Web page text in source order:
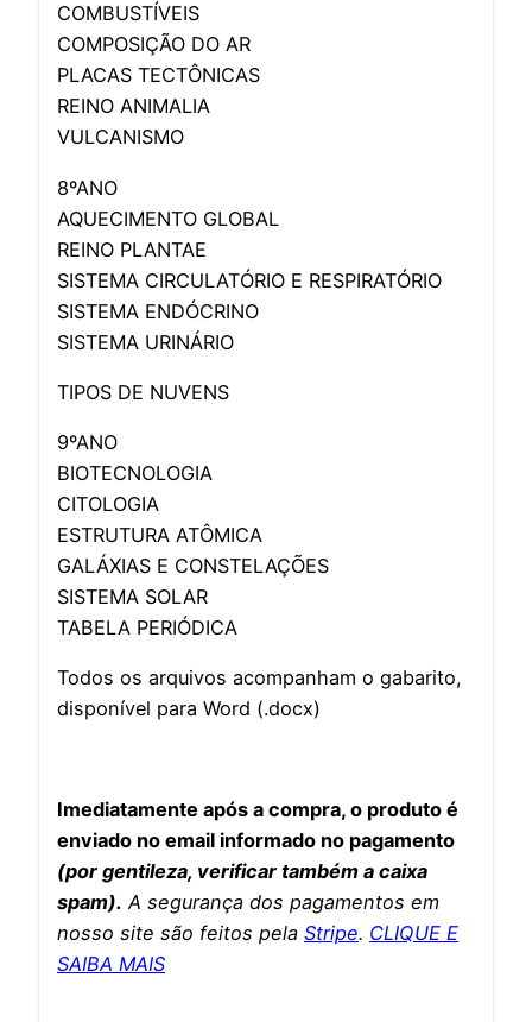
COMBUSTÍVEIS
COMPOSIÇÃO DO AR
PLACAS TECTÔNICAS
REINO ANIMALIA
VULCANISMO
8ºANO
AQUECIMENTO GLOBAL
REINO PLANTAE
SISTEMA CIRCULATÓRIO E RESPIRATÓRIO
SISTEMA ENDÓCRINO
SISTEMA URINÁRIO
TIPOS DE NUVENS
9ºANO
BIOTECNOLOGIA
CITOLOGIA
ESTRUTURA ATÔMICA
GALÁXIAS E CONSTELAÇÕES
SISTEMA SOLAR
TABELA PERIÓDICA
Todos os arquivos acompanham o gabarito,
disponível para Word (.docx)
Imediatamente após a compra, o produto é
enviado no email informado no pagamento
(por gentileza, verificar também a caixa
spam). A segurança dos pagamentos em
nosso site são feitos pela Stripe. CLIQUE E
SAIBA MAIS